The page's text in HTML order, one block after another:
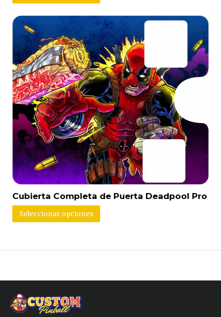
Cubierta Completa de Puerta Deadpool Pro
Seleccionar opciones